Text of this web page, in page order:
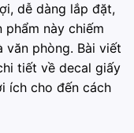
dễ dàng lắp đặt,
phẩm này chiếm
văn phòng. Bài viết
tiết về decal giấy
ích cho đến cách